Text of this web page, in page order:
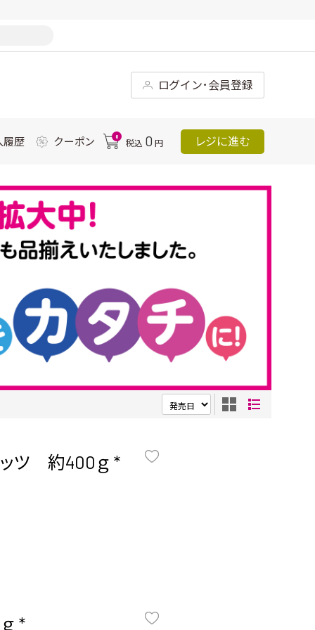
ログイン･会員登録
履歴 クーポン 0
税込 0 円 レジに進む
ツ 約400ｇ *
*